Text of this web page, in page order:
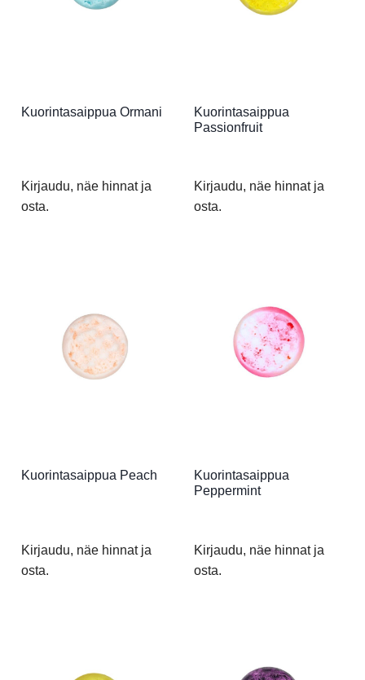
Kuorintasaippua Ormani
Kirjaudu, näe hinnat ja
osta.
Kuorintasaippua
Passionfruit
Kirjaudu, näe hinnat ja
osta.
Kuorintasaippua Peach
Kirjaudu, näe hinnat ja
osta.
Kuorintasaippua
Peppermint
Kirjaudu, näe hinnat ja
osta.